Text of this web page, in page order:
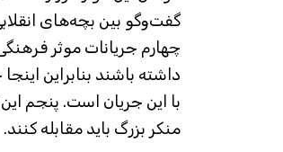
گفت‌و‌گو بین بچه‌های
چهارم جریانات موثر
داشته باشند بنابراین
با این جریان است. پنجم
منکر بزرگ باید مقابله کنند.